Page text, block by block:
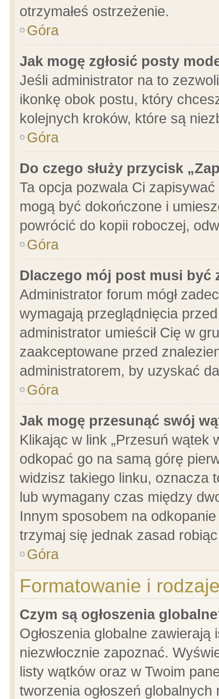
otrzymałeś ostrzeżenie.
Góra
Jak mogę zgłosić posty
Jeśli administrator na to
ikonkę obok postu, który
kolejnych kroków, które są
Góra
Do czego służy przycisk
Ta opcja pozwala Ci
mogą być dokończone i
powrócić do kopii roboczej,
Góra
Dlaczego mój post musi być
Administrator forum mógł
wymagają przeglądnięcia
administrator umieścił Cię w
zaakceptowane przed
administratorem, by uzyskać
Góra
Jak mogę przesunąć swój
Klikając w link „Przesuń wątek
odkopać go na samą górę
widzisz takiego linku, oznacza
lub wymagany czas między
Innym sposobem na
trzymaj się jednak zasad
Góra
Formatowanie i
Czym są ogłoszenia
Ogłoszenia globalne
niezwłocznie zapoznać.
listy wątków oraz w Twoim
tworzenia ogłoszeń